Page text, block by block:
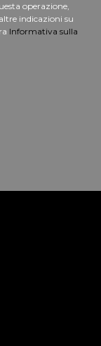
operazione,
indicazioni su
Informativa sulla